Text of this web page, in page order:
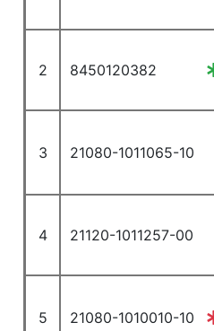
2 8450120382
3 21080-1011065-10
4 21120-1011257-00
5 21080-1010010-10